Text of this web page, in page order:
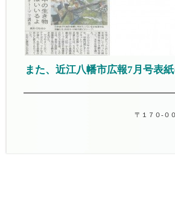
また、近江八幡市広報7月号表
〒１７０-０